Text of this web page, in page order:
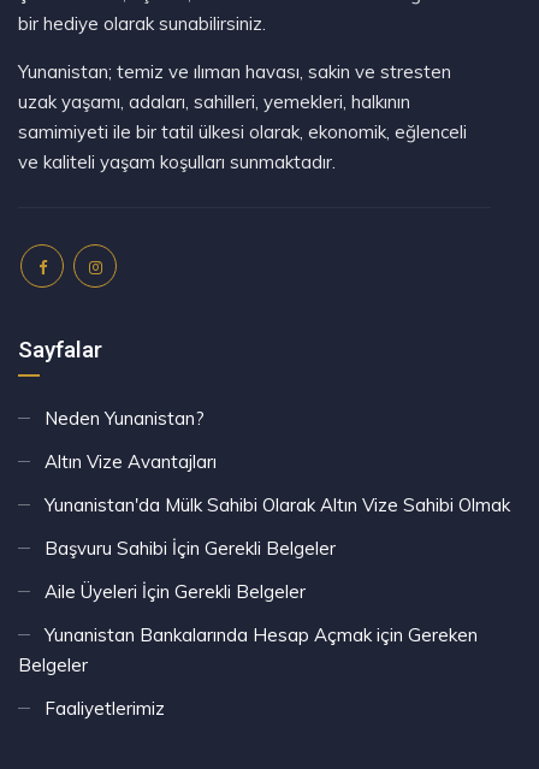
bir hediye olarak sunabilirsiniz.
Yunanistan; temiz ve ılıman havası, sakin ve stresten
uzak yaşamı, adaları, sahilleri, yemekleri, halkının
samimiyeti ile bir tatil ülkesi olarak, ekonomik, eğlenceli
ve kaliteli yaşam koşulları sunmaktadır.
Sayfalar
Neden Yunanistan?
Altın Vize Avantajları
Yunanistan'da Mülk Sahibi Olarak Altın Vize Sahibi Olmak
Başvuru Sahibi İçin Gerekli Belgeler
Aile Üyeleri İçin Gerekli Belgeler
Yunanistan Bankalarında Hesap Açmak için Gereken
Belgeler
Faaliyetlerimiz